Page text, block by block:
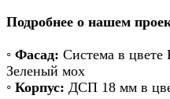
Подробнее о нашем
◦ Фасад: Система в
Зеленый мох
◦ Корпус: ДСП 18 мм в